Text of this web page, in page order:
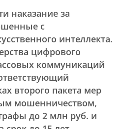
наказание за
с
интеллекта.
цифрового
коммуникаций
второго пакета мер
мошенничеством,
до 2 млн руб. и